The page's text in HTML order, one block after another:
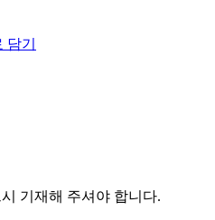
기
기재해 주셔야 합니다.